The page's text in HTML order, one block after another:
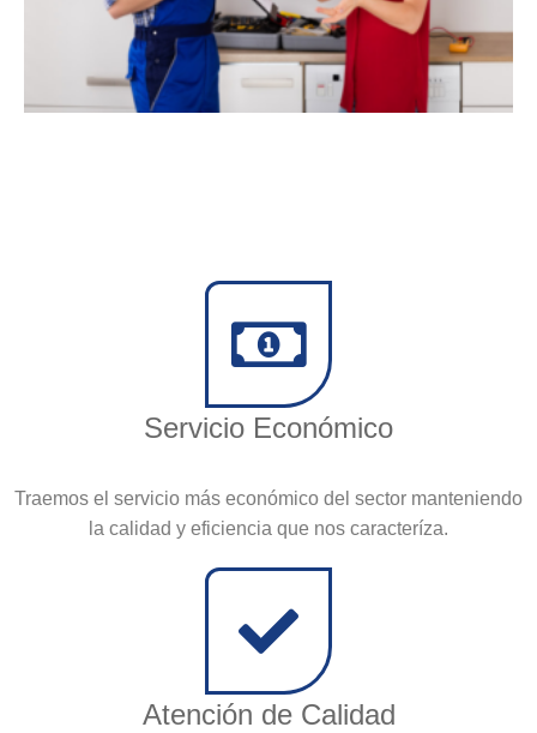
Servicio Económico
Traemos el servicio más económico del sector manteniendo
la calidad y eficiencia que nos caracteríza.
Atención de Calidad